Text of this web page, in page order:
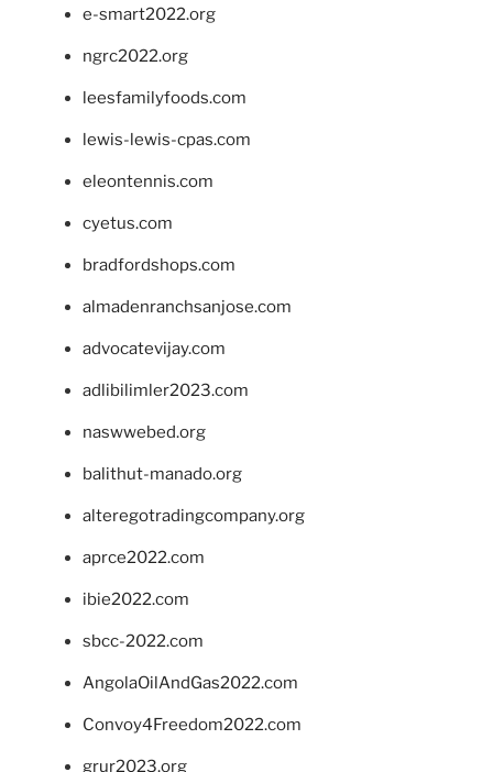
e-smart2022.org
ngrc2022.org
leesfamilyfoods.com
lewis-lewis-cpas.com
eleontennis.com
cyetus.com
bradfordshops.com
almadenranchsanjose.com
advocatevijay.com
adlibilimler2023.com
naswwebed.org
balithut-manado.org
alteregotradingcompany.org
aprce2022.com
ibie2022.com
sbcc-2022.com
AngolaOilAndGas2022.com
Convoy4Freedom2022.com
grur2023.org